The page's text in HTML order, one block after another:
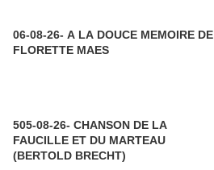
06-08-26- A LA DOUCE MEMOIRE DE
FLORETTE MAES
505-08-26- CHANSON DE LA
FAUCILLE ET DU MARTEAU
(BERTOLD BRECHT)